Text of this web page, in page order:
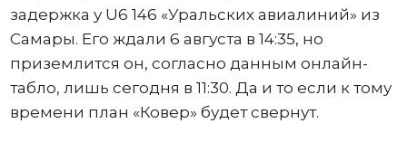
задержка у U6 146 «Уральских авиалиний» из
Самары. Его ждали 6 августа в 14:35, но
приземлится он, согласно данным онлайн-
табло, лишь сегодня в 11:30. Да и то если к тому
времени план «Ковер» будет свернут.